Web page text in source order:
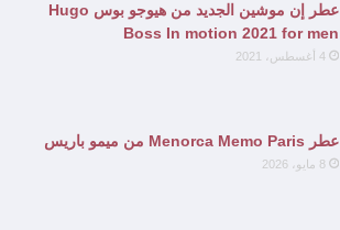
عطر إن موشين الجديد من هيوجو بوس Hugo
Boss In motion 2021 for men
4 أغسطس، 2021
عطر Menorca Memo Paris من ميمو باريس
8 مايو، 2026